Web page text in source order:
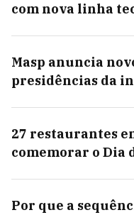
com nova linha
Masp anuncia
presidências da
27 restaurantes
comemorar o Dia
Por que a